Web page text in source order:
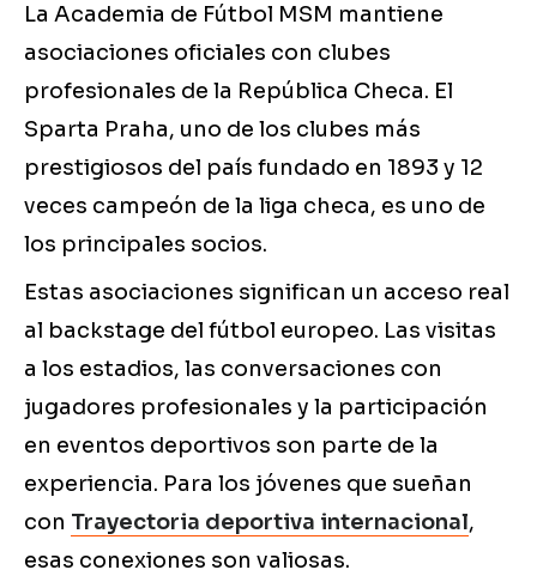
La Academia de Fútbol MSM mantiene
asociaciones oficiales con clubes
profesionales de la República Checa. El
Sparta Praha, uno de los clubes más
prestigiosos del país fundado en 1893 y 12
veces campeón de la liga checa, es uno de
los principales socios.
Estas asociaciones significan un acceso real
al backstage del fútbol europeo. Las visitas
a los estadios, las conversaciones con
jugadores profesionales y la participación
en eventos deportivos son parte de la
experiencia. Para los jóvenes que sueñan
con Trayectoria deportiva internacional,
esas conexiones son valiosas.